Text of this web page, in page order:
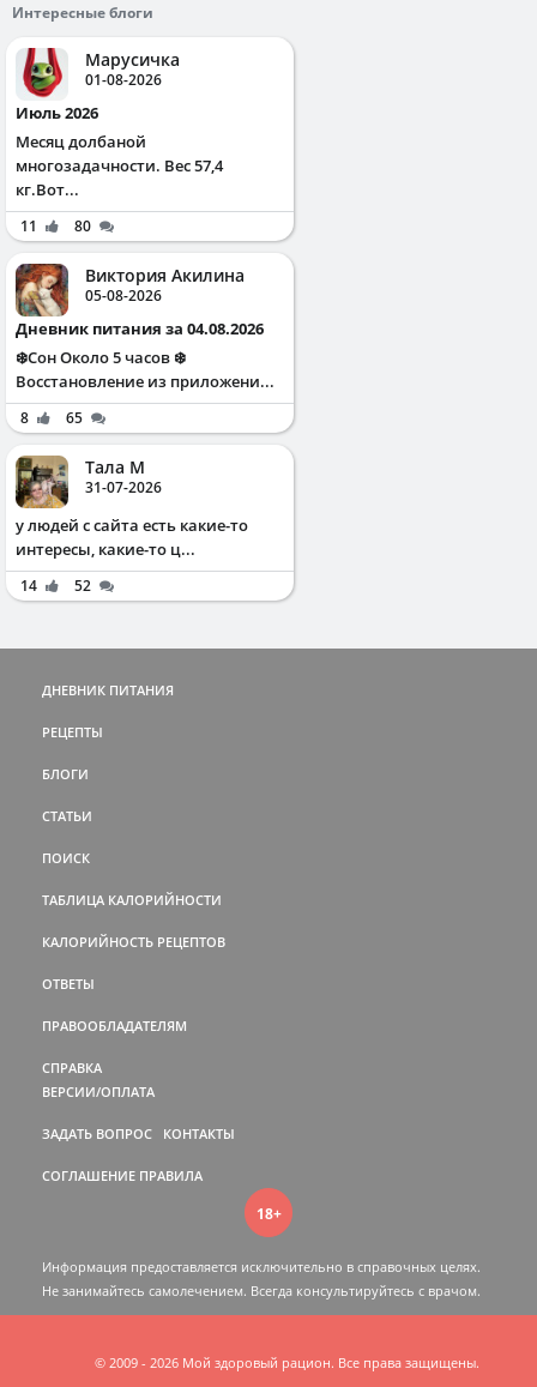
Интересные блоги
Марусичка
01-08-2026
Июль 2026
Месяц долбаной
многозадачности. Вес 57,4
кг.Вот...
11 80
Виктория Акилина
05-08-2026
Дневник питания за 04.08.2026
❄️Сон Около 5 часов ❄️
Восстановление из приложени...
8 65
Тала М
31-07-2026
у людей с сайта есть какие-то
интересы, какие-то ц...
14 52
ДНЕВНИК ПИТАНИЯ
РЕЦЕПТЫ
БЛОГИ
СТАТЬИ
ПОИСК
ТАБЛИЦА КАЛОРИЙНОСТИ
КАЛОРИЙНОСТЬ РЕЦЕПТОВ
ОТВЕТЫ
ПРАВООБЛАДАТЕЛЯМ
СПРАВКА
ВЕРСИИ/ОПЛАТА
ЗАДАТЬ ВОПРОС КОНТАКТЫ
СОГЛАШЕНИЕ ПРАВИЛА
18+
Информация предоставляется исключительно в справочных целях.
Не занимайтесь самолечением. Всегда консультируйтесь c врачом.
© 2009 - 2026 Мой здоровый рацион. Все права защищены.